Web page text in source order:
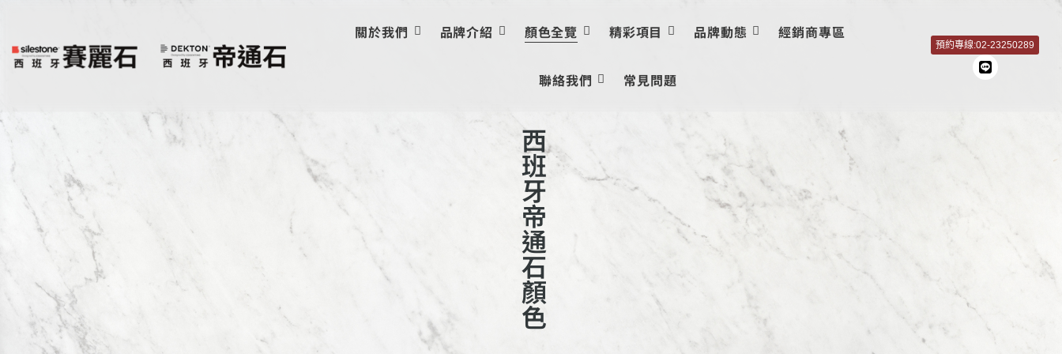
西
班
牙
帝
通
石
顏
色
關於我們 品牌介紹 顏色全覽 精彩項目 品牌動態 經銷商專區
聯絡我們 常見問題
預約專線:02-23250289